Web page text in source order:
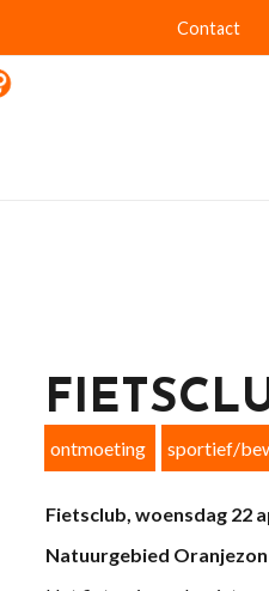
Contact
ontmoeting sportief/
Fietsclub, woensdag 22
Natuurgebied Oranjezon